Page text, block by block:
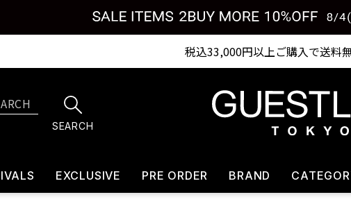
税込33,000円以上ご購入で送
SEARCH
EXCLUSIVE PRE ORDER BRAND